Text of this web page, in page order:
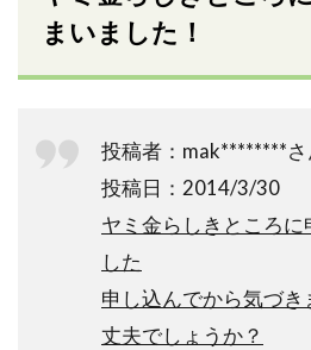
まいました！
投稿者：mak********さ
投稿日：2014/3/30
ヤミ金らしきところに
した
申し込んでから気づ
丈夫でしょうか？